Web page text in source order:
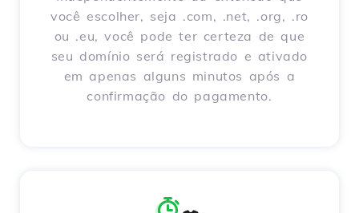
você escolher, seja .com, .net, .org, .ro
ou .eu, você pode ter certeza de que
seu domínio será registrado e ativado
em apenas alguns minutos após a
confirmação do pagamento.